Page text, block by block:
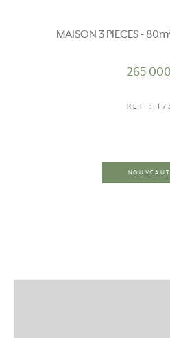
MAISON 3 PIECES -
265
REF :